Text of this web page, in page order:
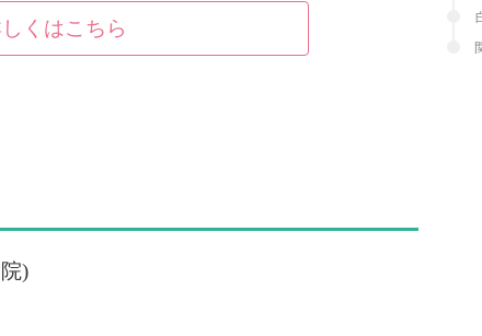
くはこちら
)